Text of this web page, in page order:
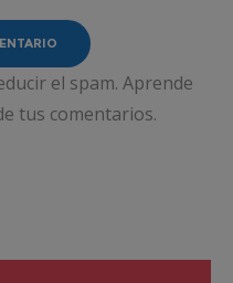
el spam. Aprende
tus comentarios.